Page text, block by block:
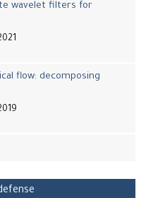
wavelet filters for
flow: decomposing